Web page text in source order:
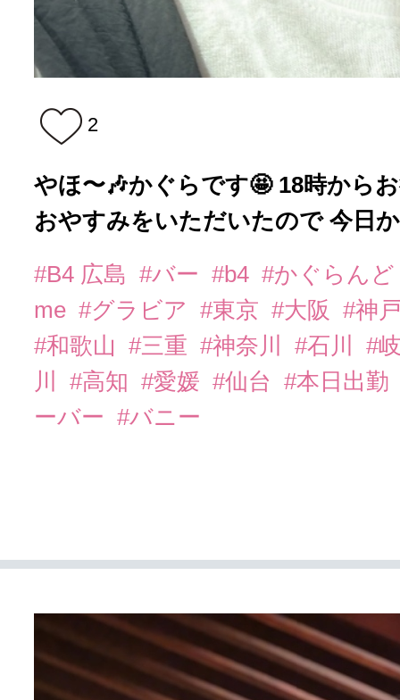
2
やほ〜🎶かぐらです🤩 18時から
おやすみをいただいたので 今日
#B4 広島 #バー #b4 #かぐらんど
me #グラビア #東京 #大阪
#神
#和歌山
#三重 #神奈川 #石川
#
川
#高知 #愛媛 #仙台
#本日出勤
ーバー #バニー